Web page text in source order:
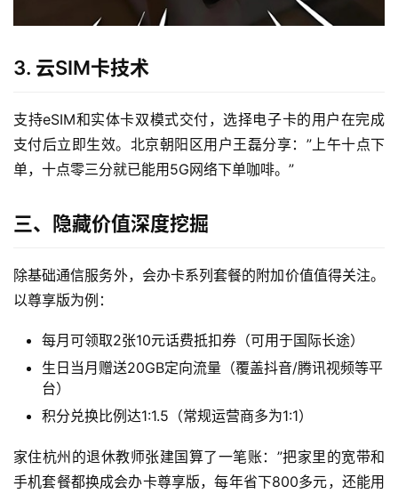
首
量
卡
身
W
快
更
3. 云SIM卡技术
支持eSIM和实体卡双模式交付，选择电子卡的用户在完成
支付后立即生效。北京朝阳区用户王磊分享：”上午十点下
单，十点零三分就已能用5G网络下单咖啡。”
三、隐藏价值深度挖掘
除基础通信服务外，会办卡系列套餐的附加价值值得关注。
以尊享版为例：
每月可领取2张10元话费抵扣券（可用于国际长途）
生日当月赠送20GB定向流量（覆盖抖音/腾讯视频等平
台）
积分兑换比例达1:1.5（常规运营商多为1:1）
家住杭州的退休教师张建国算了一笔账：”把家里的宽带和
手机套餐都换成会办卡尊享版，每年省下800多元，还能用